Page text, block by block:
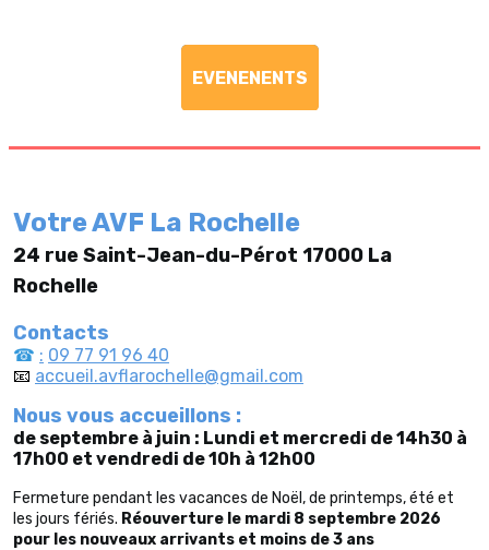
EVENENENTS
Votre AVF La Rochelle
24 rue Saint-Jean-du-Pérot 17000 La
Rochelle
Contacts
☎ : 09 77 91 96 40
📧 accueil.avflarochelle@gmail.com
Nous vous accueillons :
de septembre à juin : Lundi et mercredi de 14h30 à
17h00 et vendredi de 10h à 12h00
Fermeture pendant les vacances de Noël, de printemps, été et
les jours fériés. Réouverture le mardi 8 septembre 2026
pour les nouveaux arrivants et moins de 3 ans